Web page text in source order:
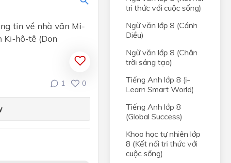
thân
tin về nhà văn Mi-
Ki-hô-tê (Don
1 0
tri thức với cuộc sống)
Ngữ văn lớp 8 (Cánh
Diều)
Ngữ văn lớp 8 (Chân
trời sáng tạo)
Tiếng Anh lớp 8 (i-
Learn Smart World)
Tiếng Anh lớp 8
(Global Success)
Khoa học tự nhiên lớp
8 (Kết nối tri thức với
cuộc sống)